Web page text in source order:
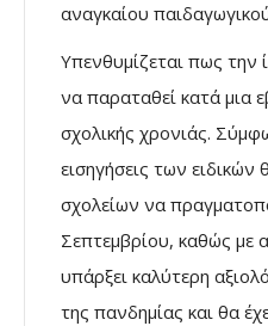
αναγκαίου
Υπενθυμίζεται πως την
να παραταθεί κατά μια
σχολικής χρονιάς.
εισηγήσεις των
σχολείων να
Σεπτεμβρίου, καθώς με
υπάρξει καλύτερη
της πανδημίας και θα